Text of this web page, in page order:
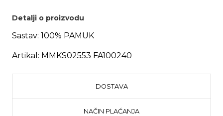
Detalji o proizvodu
Sastav: 100% PAMUK
Artikal: MMKS02553 FA100240
DOSTAVA
NAČIN PLAĆANJA